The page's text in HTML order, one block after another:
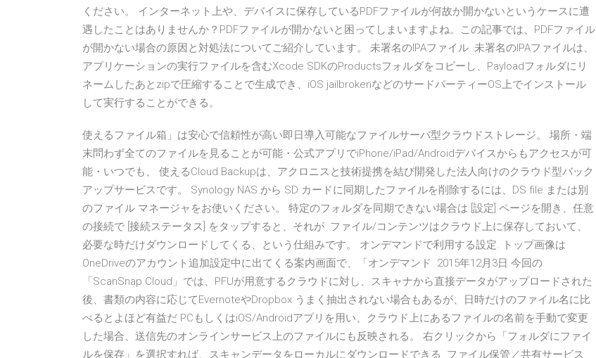
ください。 インターネット上や、デバイスに保存しているPDFファイルが何故か開かないというケースに遭
遇したことはありませんか？PDFファイルが開かないと困ってしまいますよね。この記事では、PDFファイル
が開かない場合の原因と対処法についてご紹介しています。 未署名のIPAファイル. 未署名のIPAファイルは、
アプリケーションの実行ファイルを含むXcode SDKのProductsフォルダをコピーし、Payloadフォルダにリ
ネームしたあとzipで圧縮することで生成でき、iOS jailbrokenなどのサードパーティーOS上でインストール
して実行することができる。
使えるファイル箱」は安心で信頼性が高い即日導入可能なファイルサーバ型クラウドストレージ。 場所・端
末問わず全てのファイルを見ることが可能・公式アプリでiPhone/iPad/Androidデバイスからもアクセスが可
能・いつでも、 使えるCloud Backupは、アクロニスと技術提携を結び開発した法人向けのクラウド型バック
アップサービスです。 Synology NAS から SD カードに同期したファイルを削除するには、DS file または別
のファイル マネージャをお使いください。 特定のフォルダを同期できない場合は [設定] ページを開き、任意
の接続で [接続ステータス] をタップすると、それが ファイル/コンテンツはクラウド上に保存しておいて、
必要な時だけダウンロードしてくる、という仕組みです。 オンデマンドで利用する設定. トップ画像は
OneDriveのアカウント追加設定中に出てくる案内画面で、「オンデマンド 2015年12月3日 今回の
「ScanSnap Cloud」では、PFUが用意するクラウドに対し、スキャナから直接データがアップロードされた
後、書類の内容に応じてEvernoteやDropbox うまく抽出されない場合もあるが、日時だけのファイル名に比
べるとよほど有益だ PCもしくはiOS/Androidアプリを用い、クラウド上にあるファイルの名前を手動で変更
した場合、送信先のオンラインサービス上のファイルにも反映される。 右クリックから「フォルダにファイ
ルを保存」を選択すれば、スキャンデータをローカルにダウンロードできる ファイル保管／共有サービス